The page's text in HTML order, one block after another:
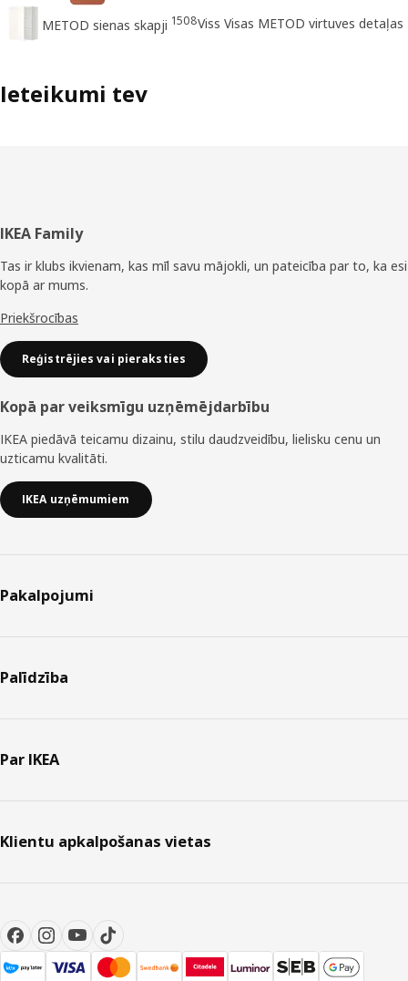
METOD sienas skapji 1508Viss Visas METOD virtuves detaļas
Ieteikumi tev
Kājene
IKEA Family
Tas ir klubs ikvienam, kas mīl savu mājokli, un pateicība par to, ka esi
kopā ar mums.
Priekšrocības
Reģistrējies vai pieraksties
Kopā par veiksmīgu uzņēmējdarbību
IKEA piedāvā teicamu dizainu, stilu daudzveidību, lielisku cenu un
uzticamu kvalitāti.
IKEA uzņēmumiem
Pakalpojumi
Palīdzība
Par IKEA
Klientu apkalpošanas vietas